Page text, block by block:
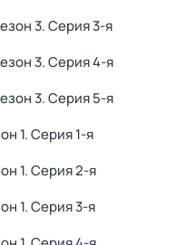
3. Серия 3-я
3. Серия 4-я
3. Серия 5-я
1. Серия 1-я
1. Серия 2-я
1. Серия 3-я